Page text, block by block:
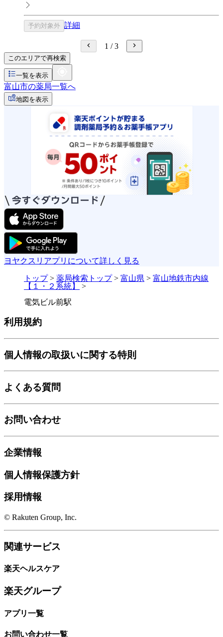
予約対象外 詳細
1 /3
このエリアで再検索
一覧を表示
富山市の薬局一覧へ
地図を表示
ヨヤクスリアプリについて詳しく見る
トップ> 薬局検索トップ> 富山県 > 富山地鉄市内線
【１・２系統】
>
電気ビル前駅
利用規約
個人情報の取扱いに関する特則
よくある質問
お問い合わせ
企業情報
個人情報保護方針
採用情報
© Rakuten Group, Inc.
関連サービス
楽天ヘルスケア
楽天グループ
アプリ一覧
お問い合わせ一覧